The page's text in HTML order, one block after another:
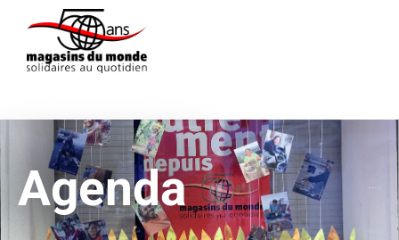
Agenda